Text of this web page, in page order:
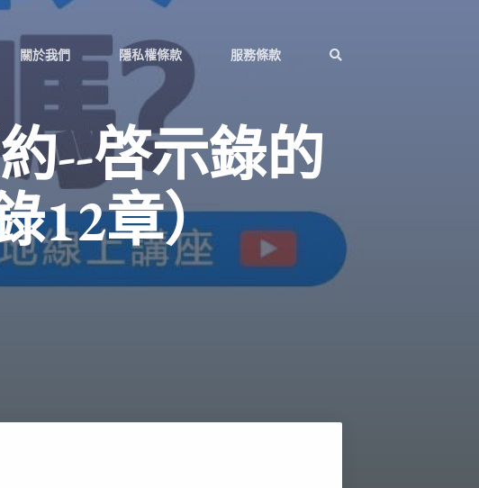
關於我們 隱私權條款 服務條款
--啓示錄的
12章）